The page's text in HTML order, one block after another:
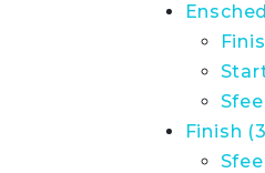
Finish